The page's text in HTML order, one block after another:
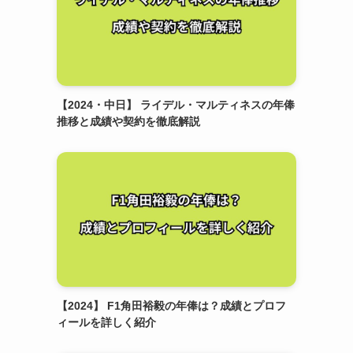
【2024・中日】 ライデル・マルティネスの年俸
推移と成績や契約を徹底解説
【2024】 F1角田裕毅の年俸は？成績とプロフ
ィールを詳しく紹介